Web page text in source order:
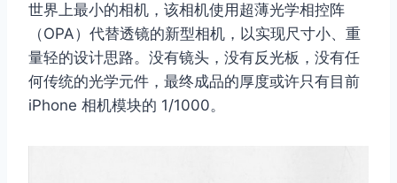
世界上最小的相机，该相机使用超薄光学相控阵
（OPA）代替透镜的新型相机，以实现尺寸小、重
量轻的设计思路。没有镜头，没有反光板，没有任
何传统的光学元件，最终成品的厚度或许只有目前
iPhone 相机模块的 1/1000。